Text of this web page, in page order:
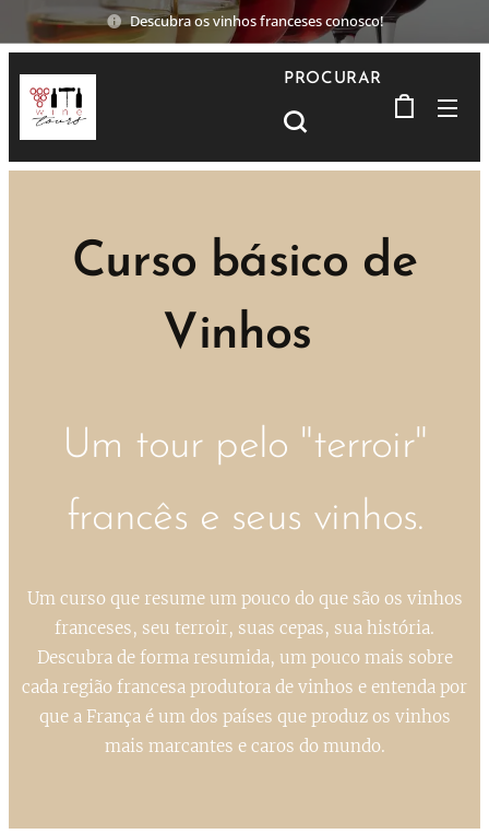
Descubra os vinhos franceses conosco!
PROCURAR
Curso básico de
Vinhos
Um tour pelo "terroir"
francês e seus vinhos.
Um curso que resume um pouco do que são os vinhos
franceses, seu terroir, suas cepas, sua história.
Descubra de forma resumida, um pouco mais sobre
cada região francesa produtora de vinhos e entenda por
que a França é um dos países que produz os vinhos
mais marcantes e caros do mundo.